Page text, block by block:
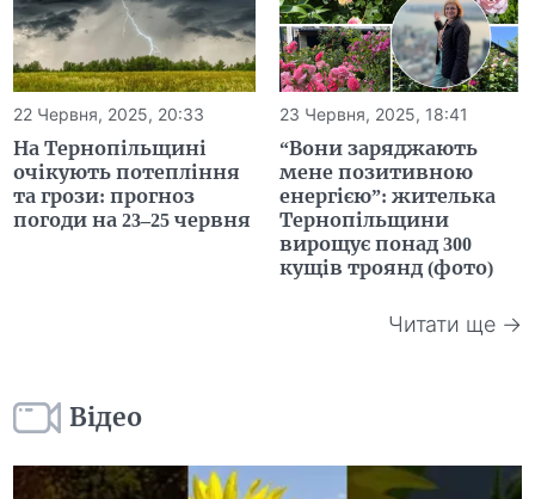
22 Червня, 2025, 20:33
На Тернопільщині
очікують потепління
та грози: прогноз
погоди на 23–25 червня
23 Червня, 2025, 18:41
“Вони заряджають
мене позитивною
енергією”: жителька
Тернопільщини
вирощує понад 300
кущів троянд (фото)
Читати ще →
Відео